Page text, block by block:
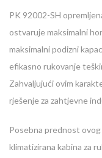
PK 92002-SH
ostvaruje maksimalni
maksimalni podizni
efikasno rukovanje
Zahvaljujući ovim
rješenje za zahtjevne
Posebna prednost
klimatizirana kabina za